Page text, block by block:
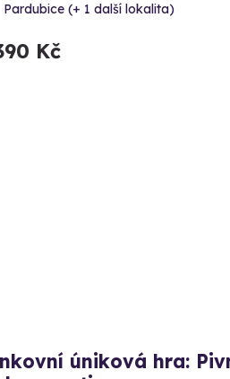
Pardubice (+ 1 další lokalita)
Kč
úniková hra: